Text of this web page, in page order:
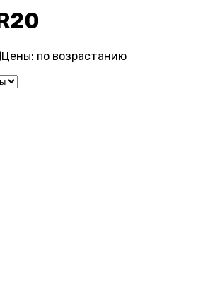
Цены: по возрастанию